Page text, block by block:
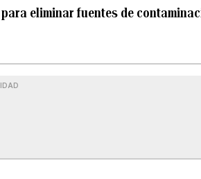
eliminar fuentes de